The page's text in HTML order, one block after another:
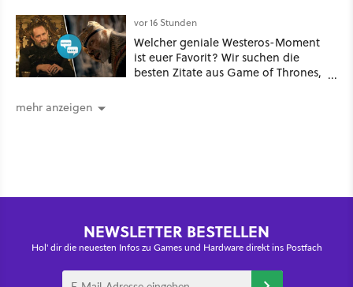
vor 16 Stunden
Welcher geniale Westeros-Moment
ist euer Favorit? Wir suchen die
besten Zitate aus Game of Thrones,
mehr anzeigen
NEWSLETTER BESTELLEN
Hol' dir die neuesten Infos zu Games und Hardware direkt ins Postfach